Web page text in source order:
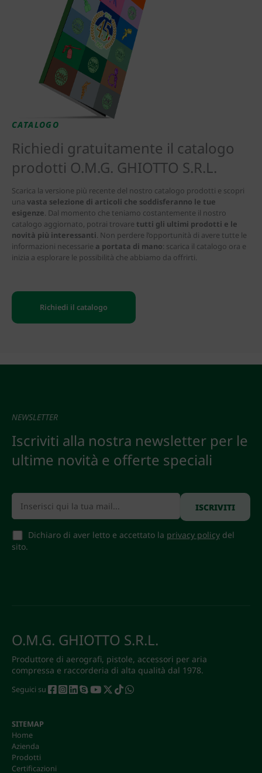
CATALOGO
Richiedi gratuitamente il catalogo
prodotti O.M.G. GHIOTTO S.R.L.
Scarica la versione più recente del nostro catalogo prodotti e scopri
una vasta selezione di articoli che soddisferanno le tue
esigenze. Dal momento che teniamo costantemente il nostro
catalogo aggiornato, potrai trovare tutti gli ultimi prodotti e le
novità più interessanti. Non perdere l’opportunità di avere tutte le
informazioni necessarie a portata di mano: scarica il catalogo ora e
inizia a esplorare le possibilità che abbiamo da offrirti.
Richiedi il catalogo
NEWSLETTER
Iscriviti alla nostra newsletter per le
ultime novità e offerte speciali
Dichiaro di aver letto e accettato la privacy policydel
sito.
O.M.G. GHIOTTO S.R.L.
Produttore di aerografi, pistole, accessori per aria
compressa e raccorderia di alta qualità dal 1978.
Seguici su
SITEMAP
Home
Azienda
Prodotti
Certificazioni